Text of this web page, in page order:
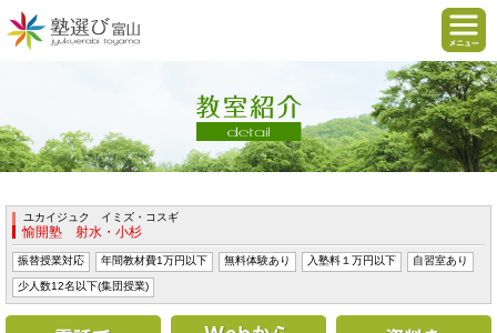
ユカイジュク イミズ・コスギ
愉開塾 射水・小杉
振替授業対応 年間教材費1万円以下 無料体験あり 入塾料１万円以下 自習室あり
少人数12名以下(集団授業)